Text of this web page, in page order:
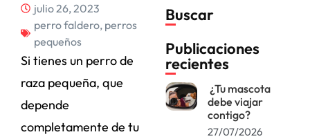
julio 26, 2023
perro faldero, perros
pequeños
Si tienes un perro de
raza pequeña, que
depende
completamente de tu
Buscar
Publicaciones
recientes
¿Tu mascota
debe viajar
contigo?
27/07/2026